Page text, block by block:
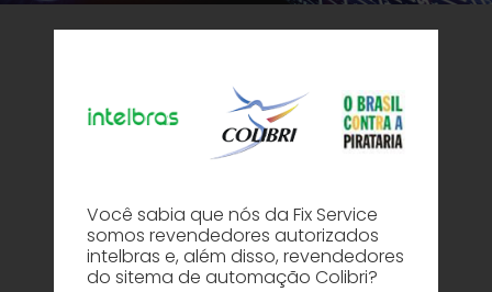
Você sabia que nós da Fix Service
somos revendedores autorizados
intelbras e, além disso, revendedores
do sitema de automação Colibri?